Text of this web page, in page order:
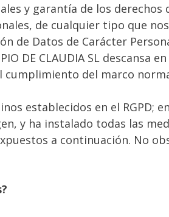
y garantía de los derechos
de cualquier tipo que
de Datos de Carácter
DE CLAUDIA SL
del marco
establecidos en el RGPD;
y ha instalado todas las
a continuación. No